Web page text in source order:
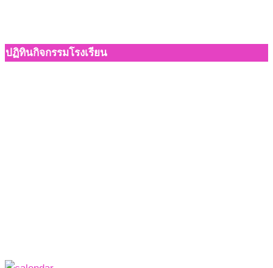
ปฏิทินกิจกรรมโรงเรียน